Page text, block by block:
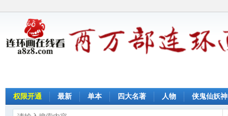
权限开通 最新 单本 四大名著 人物 侠鬼仙妖神